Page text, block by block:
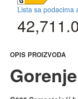
Lista sa podacima
OPIS PROIZVODA